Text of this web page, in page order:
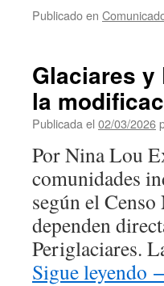
Publicado en
Glaciares y
la
Publicada el 02/03/2026
Por Nina Lou
comunidades
según el
dependen
Periglaciares.
Sigue leyendo